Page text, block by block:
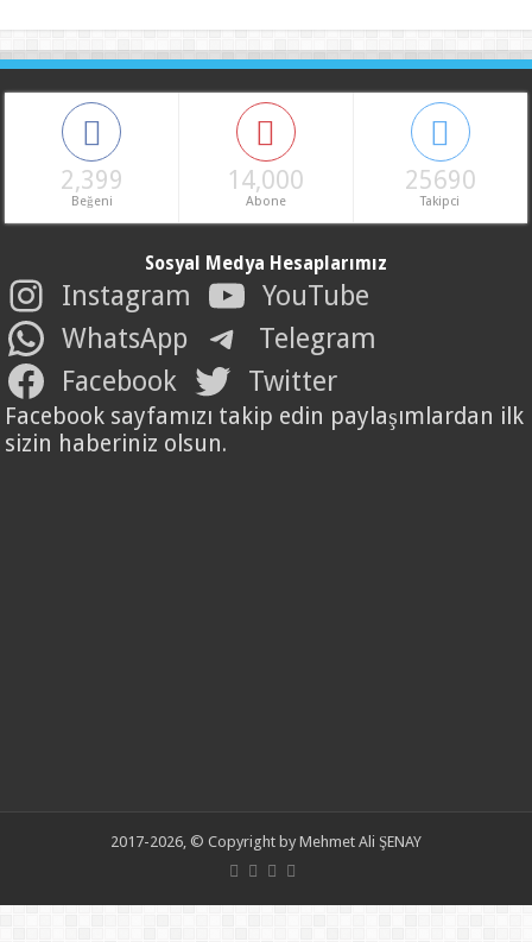
2,399
Beğeni
14,000
Abone
25690
Takipci
Sosyal Medya Hesaplarımız
Instagram
YouTube
WhatsApp
Telegram
Facebook
Twitter
Facebook sayfamızı takip edin paylaşımlardan ilk
sizin haberiniz olsun.
2017-2026, © Copyright by Mehmet Ali ŞENAY